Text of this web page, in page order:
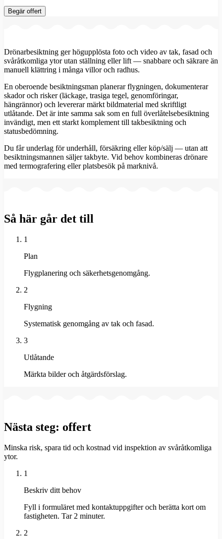
Begär offert
Drönarbesiktning ger högupplösta foto och video av tak, fasad och
svåråtkomliga ytor utan ställning eller lift — snabbare och säkrare än
manuell klättring i många villor och radhus.
En oberoende besiktningsman planerar flygningen, dokumenterar
skador och risker (läckage, trasiga tegel, genomföringar,
hängrännor) och levererar märkt bildmaterial med skriftligt
utlåtande. Det är inte samma sak som en full överlåtelsebesiktning
invändigt, men ett starkt komplement till takbesiktning och
statusbedömning.
Du får underlag för underhåll, försäkring eller köp/sälj — utan att
besiktningsmannen säljer takbyte. Vid behov kombineras drönare
med termografering eller platsbesök på marknivå.
Så här går det till
1
Plan
Flygplanering och säkerhetsgenomgång.
2
Flygning
Systematisk genomgång av tak och fasad.
3
Utlåtande
Märkta bilder och åtgärdsförslag.
Nästa steg: offert
Minska risk, spara tid och kostnad vid inspektion av svåråtkomliga
ytor.
1
Beskriv ditt behov
Fyll i formuläret med kontaktuppgifter och berätta kort om
fastigheten. Tar 2 minuter.
2